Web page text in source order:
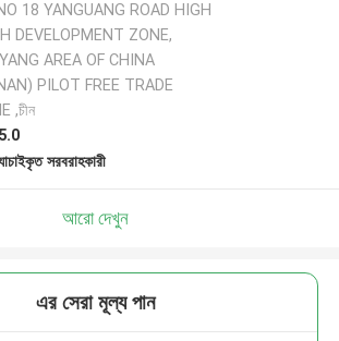
18 YANGUANG ROAD HIGH
DEVELOPMENT ZONE,
AREA OF CHINA
PILOT FREE TRADE
,চীন
5.0
সরবরাহকারী
আরো দেখুন
এর সেরা মূল্য পান